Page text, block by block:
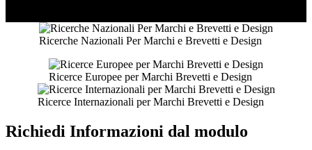
Ricerche Nazionali Per Marchi e Brevetti e Design
Ricerce Europee per Marchi Brevetti e Design
Ricerce Internazionali per Marchi Brevetti e Design
Richiedi Informazioni dal modulo